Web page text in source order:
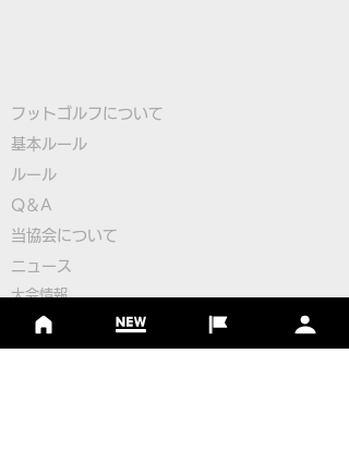
フットゴルフについて
基本ルール
ルール
Q＆A
​当協会について
​ニュース
大会情報
シーズンランキング